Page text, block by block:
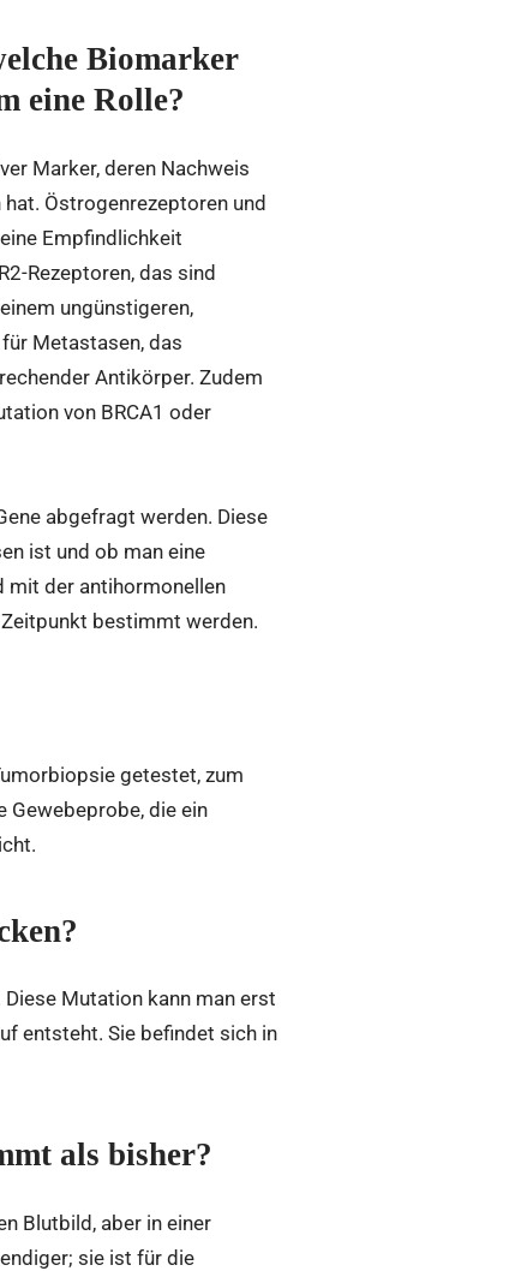
Biomarker
eine Rolle?
Marker, deren Nachweis
Östrogenrezeptoren und
Empfindlichkeit
Rezeptoren, das sind
ungünstigeren,
Metastasen, das
Antikörper. Zudem
von BRCA1 oder
abgefragt werden. Diese
ist und ob man eine
mit der antihormonellen
bestimmt werden.
getestet, zum
Gewebeprobe, die ein
Mutation kann man erst
entsteht. Sie befindet sich in
als bisher?
Blutbild, aber in einer
sie ist für die